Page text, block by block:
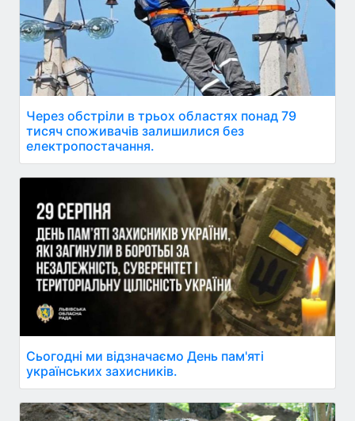
Через обстріли в трьох областях понад 79
тисяч споживачів залишилися без
електропостачання.
Сьогодні ми відзначаємо День пам'яті
українських захисників.